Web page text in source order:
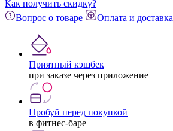
Как получить скидку?
Вопрос о товаре
Оплата и доставка
Приятный кэшбек
при заказе через приложение
Пробуй перед покупкой
в фитнес-баре